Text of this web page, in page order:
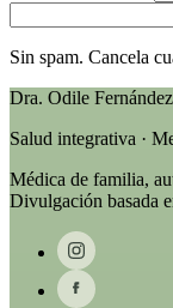
Sin spam. Cancela
Dra. Odile Fernández
Salud integrativa ·
Médica de familia,
Divulgación basada